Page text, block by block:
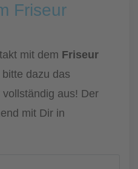
Friseur
mit dem Friseur
dazu das
aus! Der
mit Dir in